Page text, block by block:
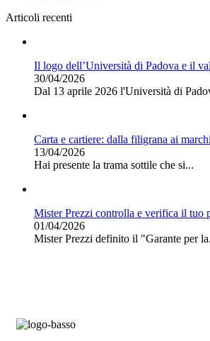
Articoli recenti
Il logo dell’Università di Padova e il
30/04/2026
Dal 13 aprile 2026 l'Università di
Carta e cartiere: dalla filigrana ai
13/04/2026
Hai presente la trama sottile che si...
Mister Prezzi controlla e verifica il tuo
01/04/2026
Mister Prezzi definito il "Garante per